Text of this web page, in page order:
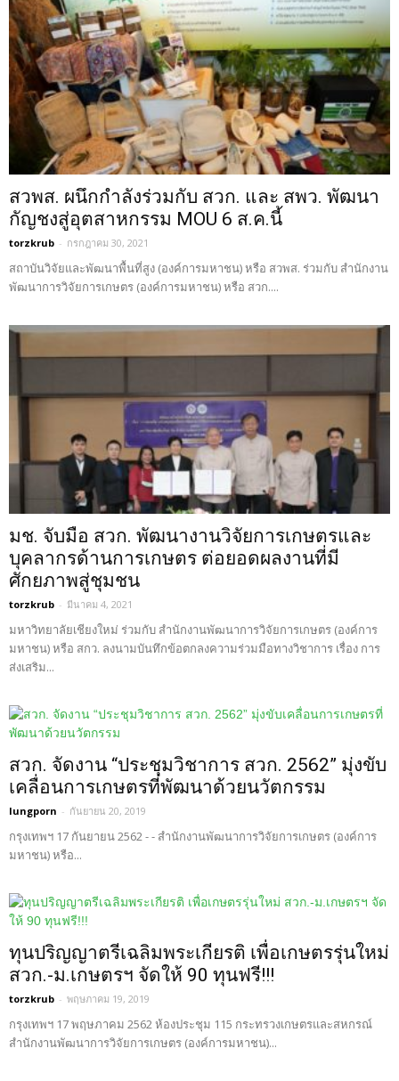
สวพส. ผนึกกำลังร่วมกับ สวก. และ สพว. พัฒนา
กัญชงสู่อุตสาหกรรม MOU 6 ส.ค.นี้
torzkrub - กรกฎาคม 30, 2021
สถาบันวิจัยและพัฒนาพื้นที่สูง (องค์การมหาชน) หรือ สวพส. ร่วมกับ สำนักงาน
พัฒนาการวิจัยการเกษตร (องค์การมหาชน) หรือ สวก....
มช. จับมือ สวก. พัฒนางานวิจัยการเกษตรและ
บุคลากรด้านการเกษตร ต่อยอดผลงานที่มี
ศักยภาพสู่ชุมชน
torzkrub - มีนาคม 4, 2021
มหาวิทยาลัยเชียงใหม่ ร่วมกับ สำนักงานพัฒนาการวิจัยการเกษตร (องค์การ
มหาชน) หรือ สกว. ลงนามบันทึกข้อตกลงความร่วมมือทางวิชาการ เรื่อง การ
ส่งเสริม...
สวก. จัดงาน “ประชุมวิชาการ สวก. 2562” มุ่งขับ
เคลื่อนการเกษตรที่พัฒนาด้วยนวัตกรรม
lungporn - กันยายน 20, 2019
กรุงเทพฯ 17 กันยายน 2562 - - สำนักงานพัฒนาการวิจัยการเกษตร (องค์การ
มหาชน) หรือ...
ทุนปริญญาตรีเฉลิมพระเกียรติ เพื่อเกษตรรุ่นใหม่
สวก.-ม.เกษตรฯ จัดให้ 90 ทุนฟรี!!!
torzkrub - พฤษภาคม 19, 2019
กรุงเทพฯ 17 พฤษภาคม 2562 ห้องประชุม 115 กระทรวงเกษตรและสหกรณ์
สำนักงานพัฒนาการวิจัยการเกษตร (องค์การมหาชน)...